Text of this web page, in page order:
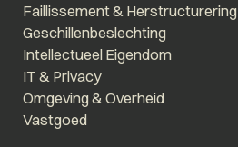
Faillissement & Herstructurering
Geschillenbeslechting
Intellectueel Eigendom
IT & Privacy
Omgeving & Overheid
Vastgoed